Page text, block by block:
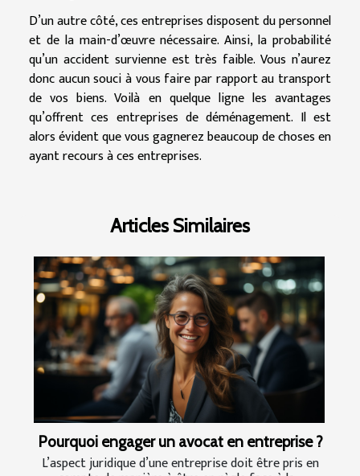
D’un autre côté, ces entreprises disposent du personnel
et de la main-d’œuvre nécessaire. Ainsi, la probabilité
qu’un accident survienne est très faible. Vous n’aurez
donc aucun souci à vous faire par rapport au transport
de vos biens. Voilà en quelque ligne les avantages
qu’offrent ces entreprises de déménagement. Il est
alors évident que vous gagnerez beaucoup de choses en
ayant recours à ces entreprises.
Articles Similaires
Pourquoi engager un avocat en entreprise ?
L’aspect juridique d’une entreprise doit être pris en